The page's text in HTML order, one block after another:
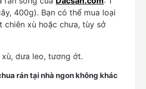
400g). Bạn có thể mua loại
chiên xù hoặc chưa, tùy sở
xù, dưa leo, tương ớt.
rán tại nhà ngon không khác